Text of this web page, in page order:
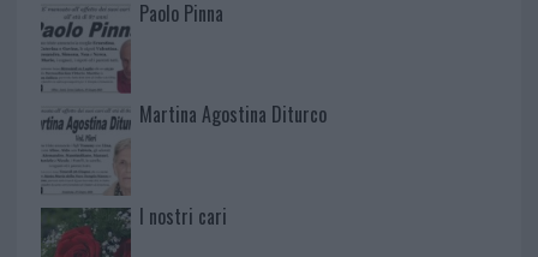
Paolo Pinna
Martina Agostina Diturco
I nostri cari